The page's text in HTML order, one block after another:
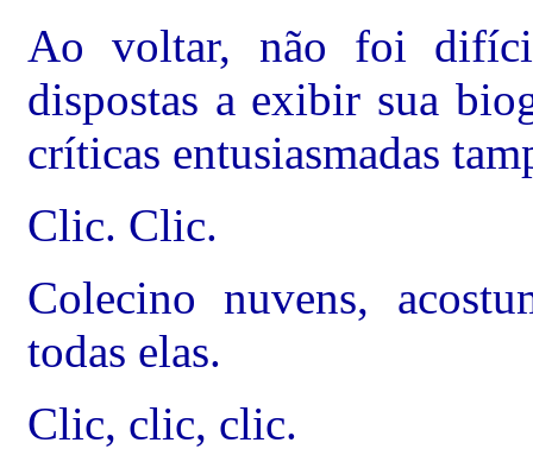
Ao voltar, não foi difícil
dispostas a exibir sua
críticas entusiasmadas
Clic. Clic.
Colecino nuvens,
todas elas.
Clic, clic, clic.